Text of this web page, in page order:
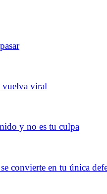
vuelva viral
y no es tu culpa
convierte en tu única